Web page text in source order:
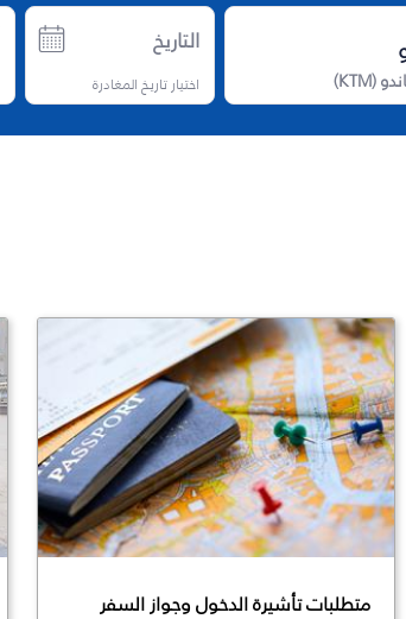
(
KTM
)
التاريخ
اختيار تاريخ المغادرة
متطلبات تأشيرة الدخول وجواز السفر